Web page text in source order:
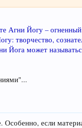
Йогу –
творчество,
может
если